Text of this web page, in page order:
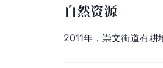
自然资源
2011年，崇文街道有